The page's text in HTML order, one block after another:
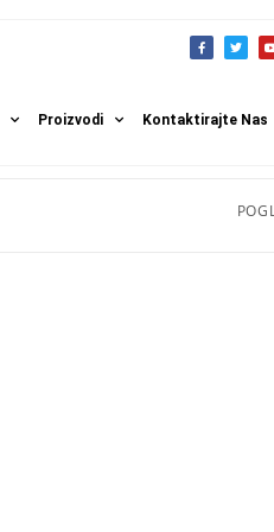
Proizvodi Kontaktirajte Nas